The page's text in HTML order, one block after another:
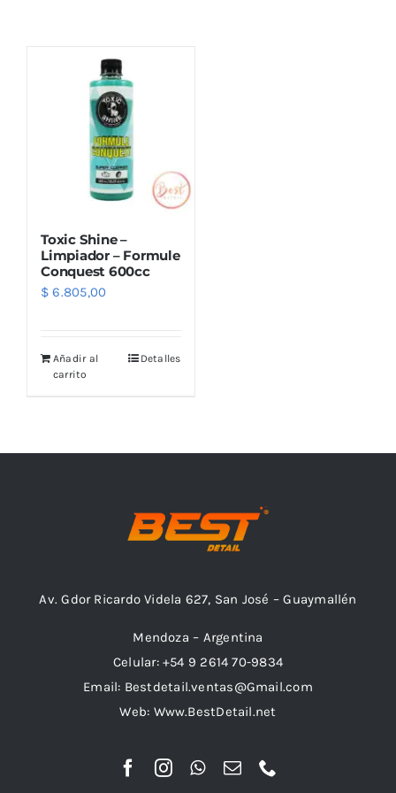
Combos
Mayorista
Marcas
Toxic Shine –
Limpiador – Formule
Conquest 600cc
$ 6.805,00
Añadir al
carrito
Detalles
Av. Gdor Ricardo Videla 627, San José – Guaymallén
Mendoza – Argentina
Celular: +54 9 2614 70-9834
Email: Bestdetail.ventas@Gmail.com
Web: Www.BestDetail.net